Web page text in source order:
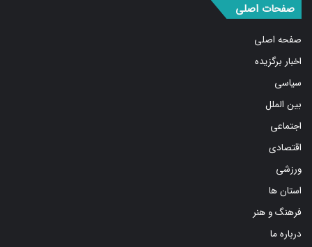
صفحات اصلی
صفحه اصلی
اخبار برگزیده
سیاسی
بین الملل
اجتماعی
اقتصادی
ورزشی
استان ها
فرهنگ و هنر
درباره ما